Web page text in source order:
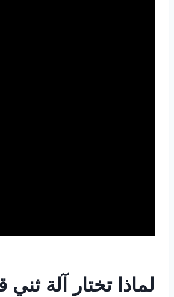
لماذا تختار آلة